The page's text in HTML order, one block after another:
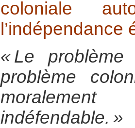
coloniale
« Le
problème
moralement
indéfendable. »